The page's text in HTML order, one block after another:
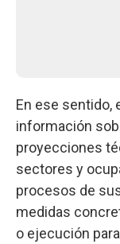
En ese sentido,
información
proyecciones
sectores y
procesos de
medidas
o ejecución